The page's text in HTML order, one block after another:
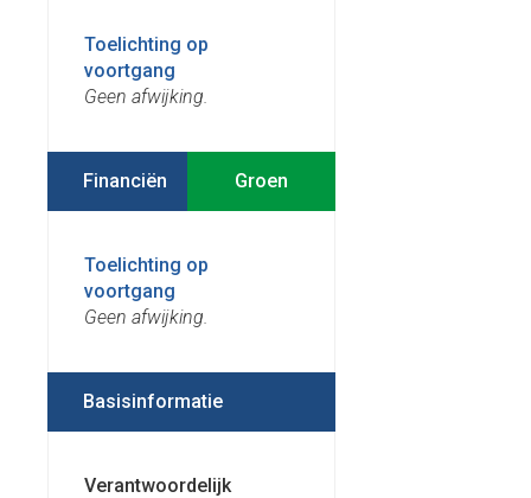
Toelichting op
voortgang
Geen afwijking.
Financiën
Toelichting op
voortgang
Geen afwijking.
Basisinformatie
Verantwoordelijk